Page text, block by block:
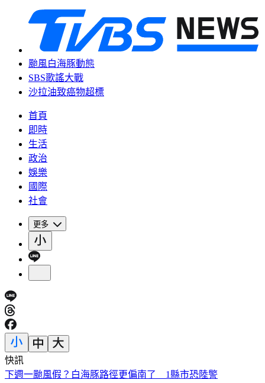
颱風白海豚動態
SBS歌謠大戰
沙拉油致癌物超標
首頁
即時
生活
政治
娛樂
國際
社會
更多
快訊
台股第3檔萬金股誕生！川湖午盤股價「衝破萬元」 創新天